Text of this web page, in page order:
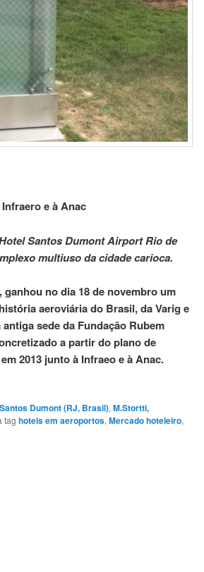
e à Anac
Santos Dumont Airport Rio de
multiuso da cidade carioca.
ganhou no dia 18 de novembro um
aeroviária do Brasil, da Varig e
sede da Fundação Rubem
a partir do plano de
2013 junto à Infraeo e à Anac.
Dumont (RJ, Brasil),M.Stortti,
tag hoteis em aeroportos,Mercado hoteleiro,